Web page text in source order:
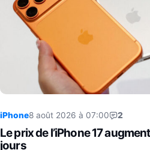
iPhone8 août 2026 à 07:00 2
Le prix de l’iPhone 17
jours